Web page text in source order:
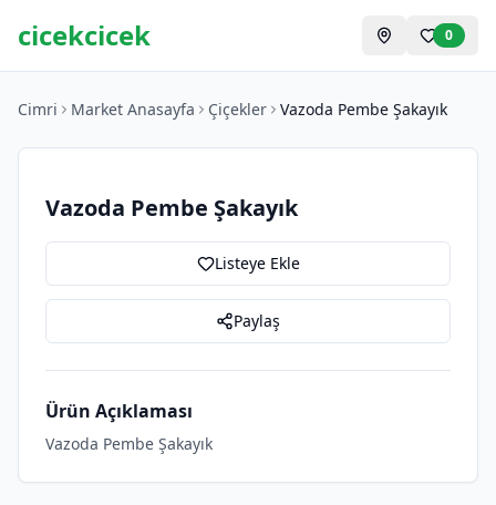
cicekcicek 0
Cimri Market Anasayfa Çiçekler Vazoda Pembe Şakayık
Vazoda Pembe Şakayık
Listeye Ekle
Paylaş
Ürün Açıklaması
Vazoda Pembe Şakayık